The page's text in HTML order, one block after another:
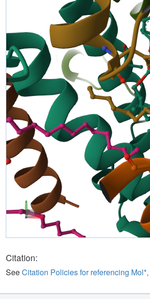
Citation:
SeeCitation Policies for referencing